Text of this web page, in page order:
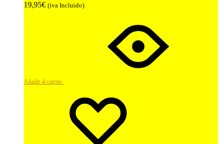
19,95€ (iva Incluido)
Añadir al carrito